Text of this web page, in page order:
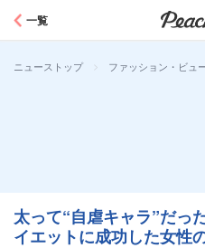
一覧
ニューストップ > ファッション・ビュ
太って“自虐キャラ”だ
イエットに成功した女性